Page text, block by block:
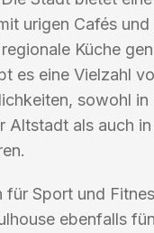
urigen Cafés und
Küche
es eine Vielzahl
sowohl in
Altstadt als auch
für Sport und
ebenfalls